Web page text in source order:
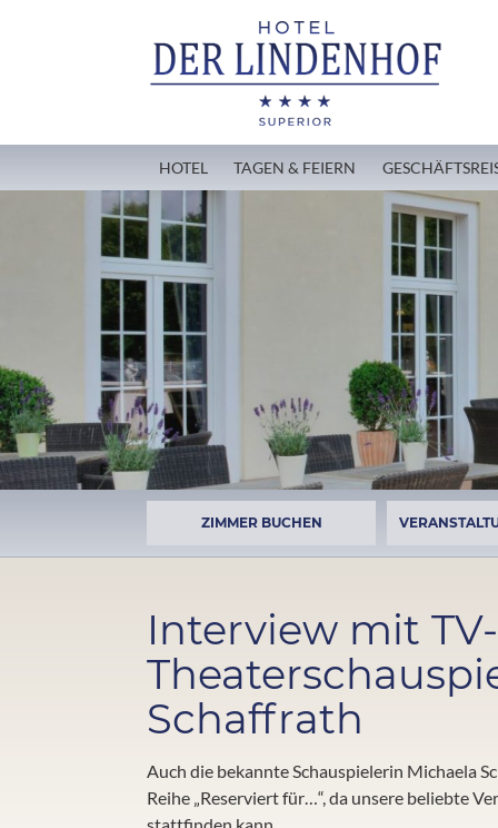
HOTEL TAGEN & FEIERN
ZIMMER BUCHEN
Interview mit
Schaffrath
Auch die bekannte Schauspielerin Michaela
Reihe „Reserviert für…“, da unsere beliebte